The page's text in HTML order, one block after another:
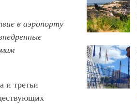
в аэропорту
и третьи